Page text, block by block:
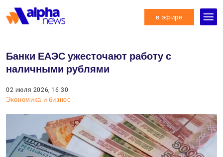
в эфире
Банки ЕАЭС ужесточают работу с
наличными рублями
02 июля 2026, 16:30
Экономика и бизнес